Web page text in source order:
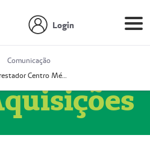
Login
Comunicação
Prestador Centro Médico Vitória Ltda, 51004350-4: Centro Médico Vitória Ltda (Nome Fantasia: Policlínica Master)